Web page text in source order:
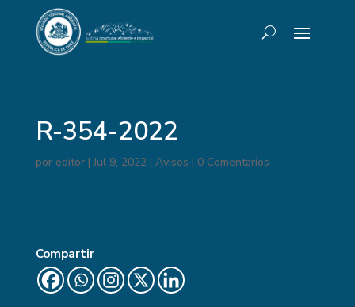
R-354-2022
por editor|Jul 9, 2022| Avisos | 0 Comentarios
Compartir